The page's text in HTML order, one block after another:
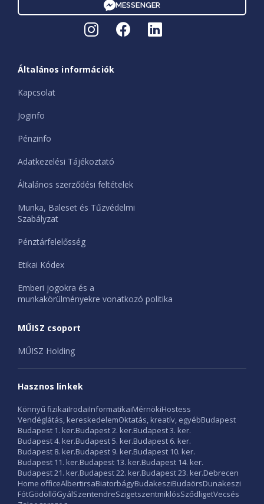
MESSENGER
Általános információk
Kapcsolat
Joginfo
Pénzinfo
Adatkezelési Tájékoztató
Általános szerződési feltételek
Munka, Baleset és Tűzvédelmi
Szabályzat
Pénztárfelelősség
Etikai Kódex
Emberi jogokra és a
munkakörülményekre vonatkozó politika
MŰISZ csoport
MŰISZ Holding
Hasznos linkek
Könnyű fizikaiIrodaiInformatikaiMérnökiHostess
Vendéglátás, kereskedelemOktatás, kreatív, egyébBudapest
Budapest 1. ker.Budapest 2. ker.Budapest 3. ker.
Budapest 4. ker.Budapest 5. ker.Budapest 6. ker.
Budapest 8. ker.Budapest 9. ker.Budapest 10. ker.
Budapest 11. ker.Budapest 13. ker.Budapest 14. ker.
Budapest 21. ker.Budapest 22. ker.Budapest 23. ker.Debrecen
Home officeAlbertirsaBiatorbágyBudakesziBudaörsDunakeszi
FótGödöllőGyálSzentendreSzigetszentmiklósSződligetVecsés